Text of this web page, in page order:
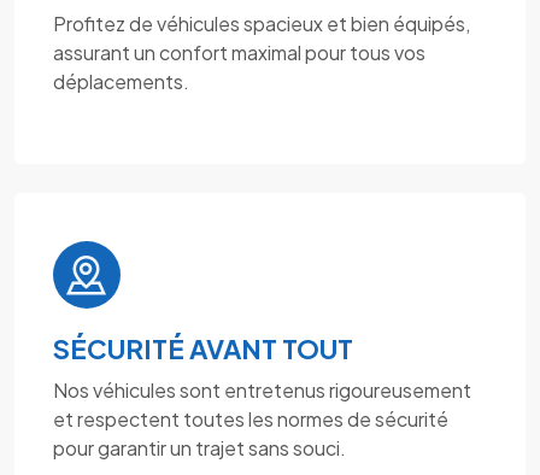
Profitez de véhicules spacieux et bien équipés,
assurant un confort maximal pour tous vos
déplacements.
SÉCURITÉ AVANT TOUT
Nos véhicules sont entretenus rigoureusement
et respectent toutes les normes de sécurité
pour garantir un trajet sans souci.